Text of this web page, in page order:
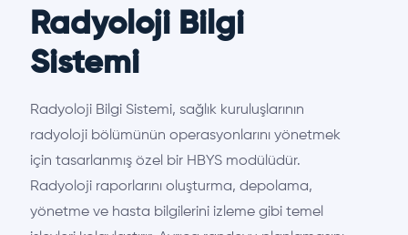
Radyoloji Bilgi
Sistemi
Radyoloji Bilgi Sistemi, sağlık kuruluşlarının
radyoloji bölümünün operasyonlarını yönetmek
için tasarlanmış özel bir HBYS modülüdür.
Radyoloji raporlarını oluşturma, depolama,
yönetme ve hasta bilgilerini izleme gibi temel